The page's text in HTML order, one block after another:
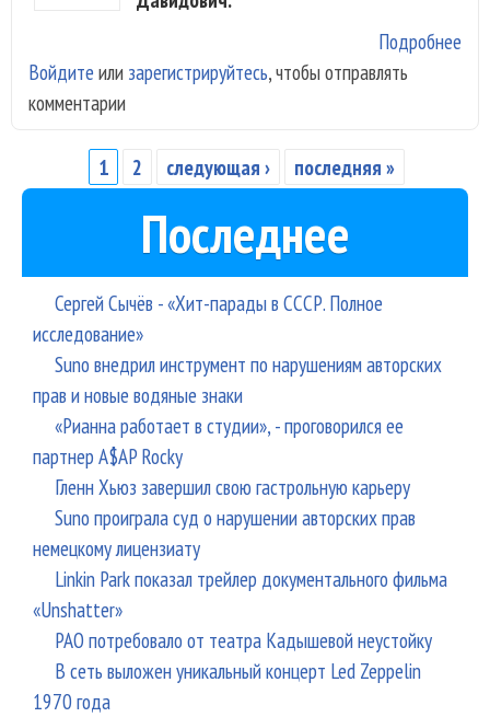
Подробнее
Войдите или зарегистрируйтесь, чтобы отправлять
комментарии
Страницы
1 2 следующая › последняя »
Последнее
Сергей Сычёв - «Хит-парады в СССР. Полное
исследование»
Suno внедрил инструмент по нарушениям авторских
прав и новые водяные знаки
«Рианна работает в студии», - проговорился ее
партнер A$AP Rocky
Гленн Хьюз завершил свою гастрольную карьеру
Suno проиграла суд о нарушении авторских прав
немецкому лицензиату
Linkin Park показал трейлер документального фильма
«Unshatter»
РАО потребовало от театра Кадышевой неустойку
В сеть выложен уникальный концерт Led Zeppelin
1970 года